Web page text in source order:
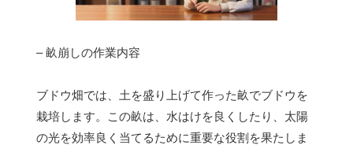
– 畝崩しの作業内容
ブドウ畑では、土を盛り上げて作った畝でブドウを
栽培します。この畝は、水はけを良くしたり、太陽
の光を効率良く当てるために重要な役割を果たしま